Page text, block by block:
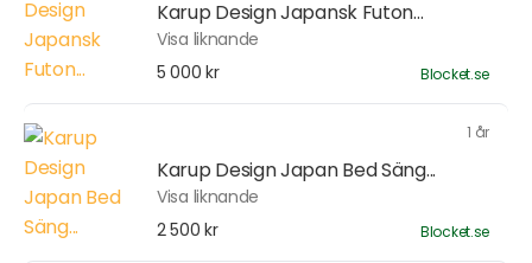
Karup Design Japansk Futon...
Visa liknande
5 000 kr
Blocket.se
1 år
Karup Design Japan Bed Säng...
Visa liknande
2 500 kr
Blocket.se